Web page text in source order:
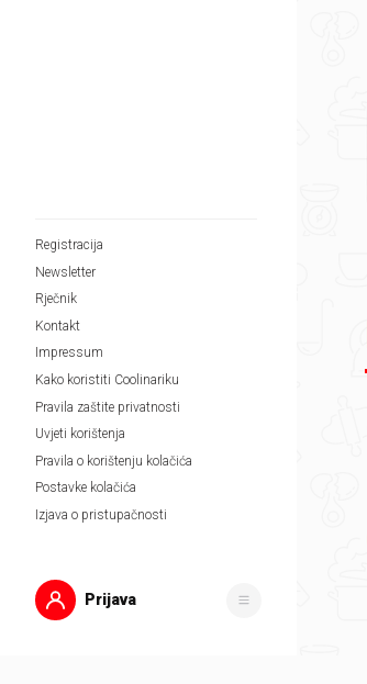
Registracija
Newsletter
Rječnik
Kontakt
Impressum
Kako koristiti Coolinariku
Pravila zaštite privatnosti
Uvjeti korištenja
Pravila o korištenju kolačića
Postavke kolačića
Izjava o pristupačnosti
Prijava